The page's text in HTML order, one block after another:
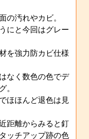
の汚れやカビ。
にと今回はグレー
を強力防カビ仕様
なく数色の色でデ
。
ほほんど退色は見
距離からみると釘
ッチアップ跡の色